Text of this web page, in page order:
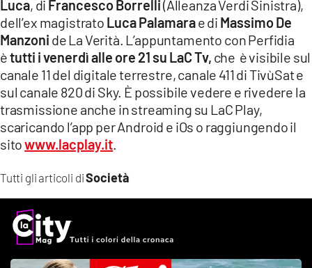
ANDROID
APPLE
Tutti gli articoli diSocietà
Luca, di Francesco Borrelli(Alleanza Verdi Sinistra),
dell’ex magistrato Luca Palamarae di Massimo De
Manzoni de La Verità. L’appuntamento con Perfidia
ètutti i venerdì alle ore 21 su LaC Tv, che è visibile sul
canale 11 del digitale terrestre, canale 411 di TivùSat e
sul canale 820 di Sky. È possibile vedere e rivedere la
trasmissione anche in streaming su LaC Play,
scaricando l’app per Android e iOs o raggiungendo il
sitowww.lacplay.it